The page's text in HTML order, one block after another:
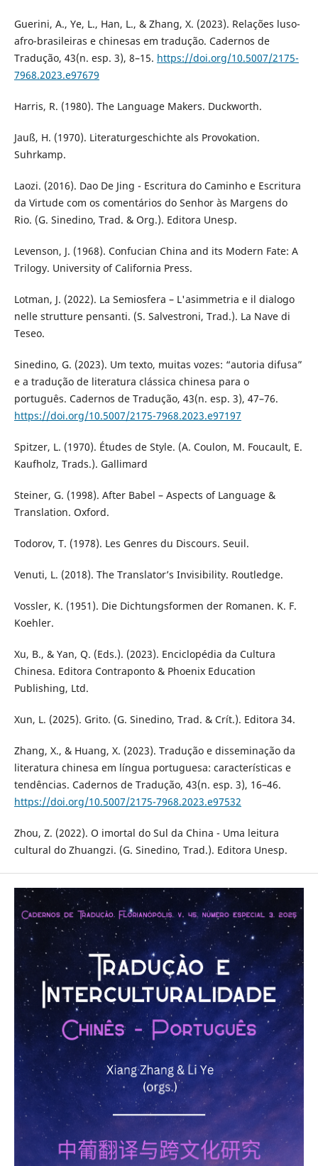
Guerini, A., Ye, L., Han, L., & Zhang, X. (2023). Relações luso-
afro-brasileiras e chinesas em tradução. Cadernos de
Tradução, 43(n. esp. 3), 8–15. https://doi.org/10.5007/2175-
7968.2023.e97679
Harris, R. (1980). The Language Makers. Duckworth.
Jauß, H. (1970). Literaturgeschichte als Provokation.
Suhrkamp.
Laozi. (2016). Dao De Jing - Escritura do Caminho e Escritura
da Virtude com os comentários do Senhor às Margens do
Rio. (G. Sinedino, Trad. & Org.). Editora Unesp.
Levenson, J. (1968). Confucian China and its Modern Fate: A
Trilogy. University of California Press.
Lotman, J. (2022). La Semiosfera – L'asimmetria e il dialogo
nelle strutture pensanti. (S. Salvestroni, Trad.). La Nave di
Teseo.
Sinedino, G. (2023). Um texto, muitas vozes: “autoria difusa”
e a tradução de literatura clássica chinesa para o
português. Cadernos de Tradução, 43(n. esp. 3), 47–76.
https://doi.org/10.5007/2175-7968.2023.e97197
Spitzer, L. (1970). Études de Style. (A. Coulon, M. Foucault, E.
Kaufholz, Trads.). Gallimard
Steiner, G. (1998). After Babel – Aspects of Language &
Translation. Oxford.
Todorov, T. (1978). Les Genres du Discours. Seuil.
Venuti, L. (2018). The Translator’s Invisibility. Routledge.
Vossler, K. (1951). Die Dichtungsformen der Romanen. K. F.
Koehler.
Xu, B., & Yan, Q. (Eds.). (2023). Enciclopédia da Cultura
Chinesa. Editora Contraponto & Phoenix Education
Publishing, Ltd.
Xun, L. (2025). Grito. (G. Sinedino, Trad. & Crít.). Editora 34.
Zhang, X., & Huang, X. (2023). Tradução e disseminação da
literatura chinesa em língua portuguesa: características e
tendências. Cadernos de Tradução, 43(n. esp. 3), 16–46.
https://doi.org/10.5007/2175-7968.2023.e97532
Zhou, Z. (2022). O imortal do Sul da China - Uma leitura
cultural do Zhuangzi. (G. Sinedino, Trad.). Editora Unesp.